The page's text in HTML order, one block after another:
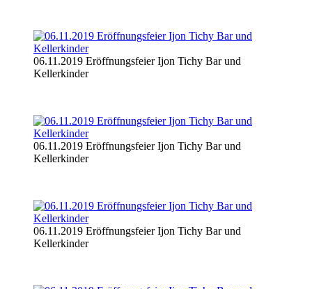
06.11.2019 Eröffnungsfeier Ijon Tichy Bar und
Kellerkinder
06.11.2019 Eröffnungsfeier Ijon Tichy Bar und
Kellerkinder
06.11.2019 Eröffnungsfeier Ijon Tichy Bar und
Kellerkinder